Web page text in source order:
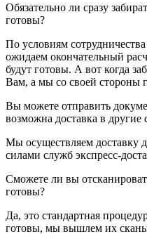
Обязательно ли сразу
готовы?
По условиям
ожидаем окончательный
будут готовы. А вот когда
Вам, а мы со своей стороны
Вы можете отправить
возможна доставка в другие
Мы осуществляем доставку
силами служб экспресс-
Сможете ли вы
готовы?
Да, это стандартная
готовы, мы вышлем их